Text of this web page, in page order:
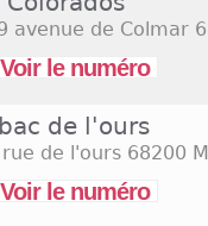
avenue de Colmar
le numéro
de l'ours
de l'ours 68200
le numéro